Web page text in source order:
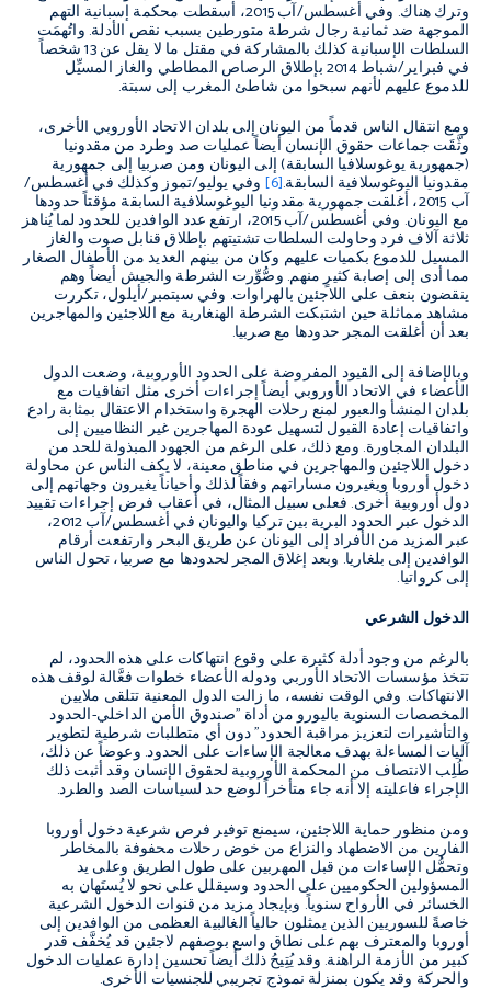
وترك هناك. وفي أغسطس/آب 2015، أسقطت محكمة إسبانية التهم
الموجهة ضد ثمانية رجال شرطة متورطين بسبب نقص الأدلة. واتُهمَت
السلطات الإسبانية كذلك بالمشاركة في مقتل ما لا يقل عن 13 شخصاً
في فبراير/شباط 2014 بإطلاق الرصاص المطاطي والغاز المسيِّل
للدموع عليهم لأنهم سبحوا من شاطئ المغرب إلى سبتة.
ومع انتقال الناس قدماً من اليونان إلى بلدان الاتحاد الأوروبي الأخرى،
وثَّقَت جماعات حقوق الإنسان أيضاً عمليات صد وطرد من مقدونيا
(جمهورية يوغوسلافيا السابقة) إلى اليونان ومن صربيا إلى جمهورية
مقدونيا اليوغوسلافية السابقة.[6] وفي يوليو/تموز وكذلك في أغسطس/
آب 2015، أغلقت جمهورية مقدونيا اليوغوسلافية السابقة مؤقتاً حدودها
مع اليونان. وفي أغسطس/آب 2015، ارتفع عدد الوافدين للحدود لما يُناهز
ثلاثة آلاف فرد وحاولت السلطات تشتيتهم بإطلاق قنابل صوت والغاز
المسيل للدموع بكميات عليهم وكان من بينهم العديد من الأطفال الصغار
مما أدى إلى إصابة كثيرٍ منهم. وصُّوِّرت الشرطة والجيش أيضاً وهم
ينقضون بنعف على اللاجئين بالهراوات. وفي سبتمبر/أيلول، تكررت
مشاهد مماثلة حين اشتبكت الشرطة الهنغارية مع اللاجئين والمهاجرين
بعد أن أغلقت المجر حدودها مع صربيا.
وبالإضافة إلى القيود المفروضة على الحدود الأوروبية، وضعت الدول
الأعضاء في الاتحاد الأوروبي أيضاً إجراءات أخرى مثل اتفاقيات مع
بلدان المنشأ والعبور لمنع رحلات الهجرة واستخدام الاعتقال بمثابة رادع
واتفاقيات إعادة القبول لتسهيل عودة المهاجرين غير النظاميين إلى
البلدان المجاورة. ومع ذلك، على الرغم من الجهود المبذولة للحد من
دخول اللاجئين والمهاجرين في مناطق معينة، لا يكف الناس عن محاولة
دخول أوروبا ويغيرون مساراتهم وفقاً لذلك وأحياناً يغيرون وجهاتهم إلى
دول أوروبية أخرى. فعلى سبيل المثال، في أعقاب فرض إجراءات تقييد
الدخول عبر الحدود البرية بين تركيا واليونان في أغسطس/آب 2012،
عبر المزيد من الأفراد إلى اليونان عن طريق البحر وارتفعت أرقام
الوافدين إلى بلغاريا. وبعد إغلاق المجر لحدودها مع صربيا، تحول الناس
إلى كرواتيا.
الدخول الشرعي
بالرغم من وجود أدلة كثيرة على وقوع انتهاكات على هذه الحدود، لم
تتخذ مؤسسات الاتحاد الأوربي ودوله الأعضاء خطوات فعَّالة لوقف هذه
الانتهاكات. وفي الوقت نفسه، ما زالت الدول المعنية تتلقى ملايين
المخصصات السنوية باليورو من أداة "صندوق الأمن الداخلي-الحدود
والتأشيرات لتعزيز مراقبة الحدود" دون أي متطلبات شرطية لتطوير
آليات المساءلة بهدف معالجة الإساءات على الحدود. وعوضاً عن ذلك،
طُلِب الانتصاف من المحكمة الأوروبية لحقوق الإنسان وقد أثبت ذلك
الإجراء فاعليته إلا أنه جاء متأخراً لوضع حد لسياسات الصد والطرد.
ومن منظور حماية اللاجئين، سيمنع توفير فرص شرعية دخول أوروبا
الفارين من الاضطهاد والنزاع من خوض رحلات محفوفة بالمخاطر
وتحمُّل الإساءات من قبل المهربين على طول الطريق وعلى يد
المسؤولين الحكوميين على الحدود وسيقلل على نحو لا يُستَهان به
الخسائر في الأرواح سنوياً. وبإيجاد مزيد من قنوات الدخول الشرعية
خاصةً للسوريين الذين يمثلون حالياً الغالبية العظمى من الوافدين إلى
أوروبا والمعترف بهم على نطاق واسع بوصفهم لاجئين قد يُخفَّف قدر
كبير من الأزمة الراهنة. وقد يُتِيحُ ذلك أيضاً تحسين إدارة عمليات الدخول
والحركة وقد يكون بمنزلة نموذج تجريبي للجنسيات الأخرى.